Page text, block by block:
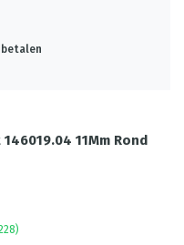
11Mm Rond
)